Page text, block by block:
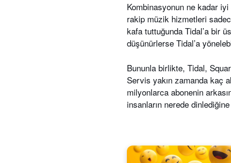
Kombinasyonun ne kadar iyi
rakip müzik hizmetleri
kafa tuttuğunda Tidal’a bir
düşünürlerse Tidal’a
Bununla birlikte, Tidal,
Servis yakın zamanda kaç
milyonlarca abonenin
insanların nerede